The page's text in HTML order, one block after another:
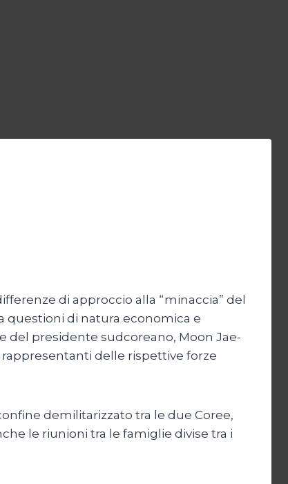
di approccio alla “minaccia” del
questioni di natura economica e
del presidente sudcoreano, Moon Jae-
delle rispettive forze
demilitarizzato tra le due Coree,
le riunioni tra le famiglie divise tra i